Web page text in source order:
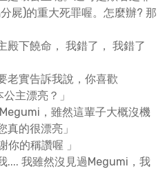
屍)的重大死罪喔。怎麼辦? 那
殿下饒命， 我錯了， 我錯了
老實告訴我說，你喜歡
主漂亮？」
，雖然這輩子大概沒機
的很漂亮」
你的稱讚喔 」
.... 我雖然沒見過Megumi，我